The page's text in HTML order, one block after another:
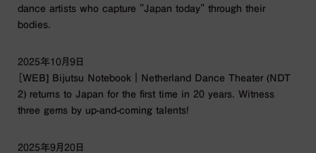
dance artists who capture "Japan today" through their
bodies.
2025年10月9日
［WEB] Bijutsu Notebook｜Netherland Dance Theater (NDT
2) returns to Japan for the first time in 20 years. Witness
three gems by up-and-coming talents!
2025年9月20日